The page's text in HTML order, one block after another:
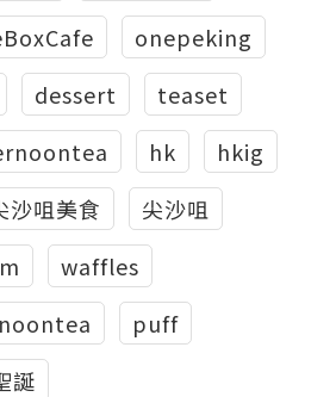
onepeking
dessert
teaset
hk
hkig
沙咀美食
尖沙咀
waffles
puff
誕